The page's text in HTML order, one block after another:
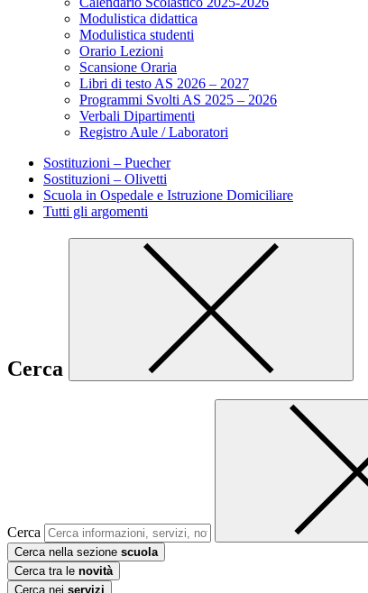
Modulistica didattica
Modulistica studenti
Orario Lezioni
Scansione Oraria
Libri di testo AS 2026 – 2027
Programmi Svolti AS 2025 – 2026
Verbali Dipartimenti
Registro Aule / Laboratori
Sostituzioni – Puecher
Sostituzioni – Olivetti
Scuola in Ospedale e Istruzione Domiciliare
Tutti gli argomenti
Cerca
Cerca
Cerca nella sezione scuola
Cerca tra le novità
Cerca nei servizi